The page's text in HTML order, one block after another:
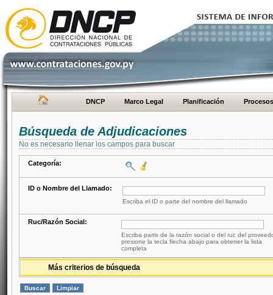
DNCP Marco Legal Planificación Procesos
Búsqueda de Adjudicaciones
No es necesario llenar los campos para buscar
Categoría:
ID o Nombre del Llamado:
Escriba el ID o parte del nombre del llamado
Ruc/Razón Social:
Escriba parte de la razón social o del ruc del
presione la tecla flecha abajo para obtener la lista
completa
Más criterios de búsqueda